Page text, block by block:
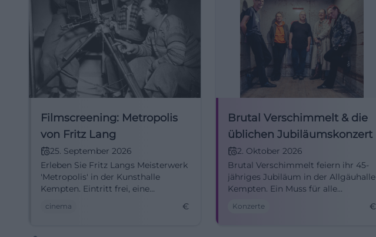
Filmscreening: Metropolis
von Fritz Lang
25. September 2026
Erleben Sie Fritz Langs Meisterwerk
'Metropolis' in der Kunsthalle
Kempten. Eintritt frei, eine
verbinden!
cinema €
Brutal Verschimmelt & die
üblichen Jubiläumskonzert
2. Oktober 2026
Brutal Verschimmelt feiern ihr 45-
jähriges Jubiläum in der Allgäuhalle
Kempten. Ein Muss für alle
Konzerte €